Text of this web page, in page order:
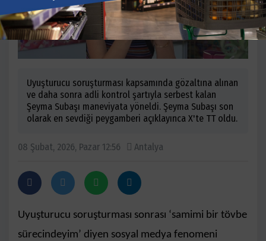
Uyuşturucu soruşturması kapsamında gözaltına alınan
ve daha sonra adli kontrol şartıyla serbest kalan
Şeyma Subaşı maneviyata yöneldi. Şeyma Subaşı son
olarak en sevdiği peygamberi açıklayınca X'te TT oldu.
08 Şubat, 2026, Pazar 12:56 Antalya
Uyuşturucu soruşturması sonrası ‘samimi bir tövbe
sürecindeyim’ diyen sosyal medya fenomeni